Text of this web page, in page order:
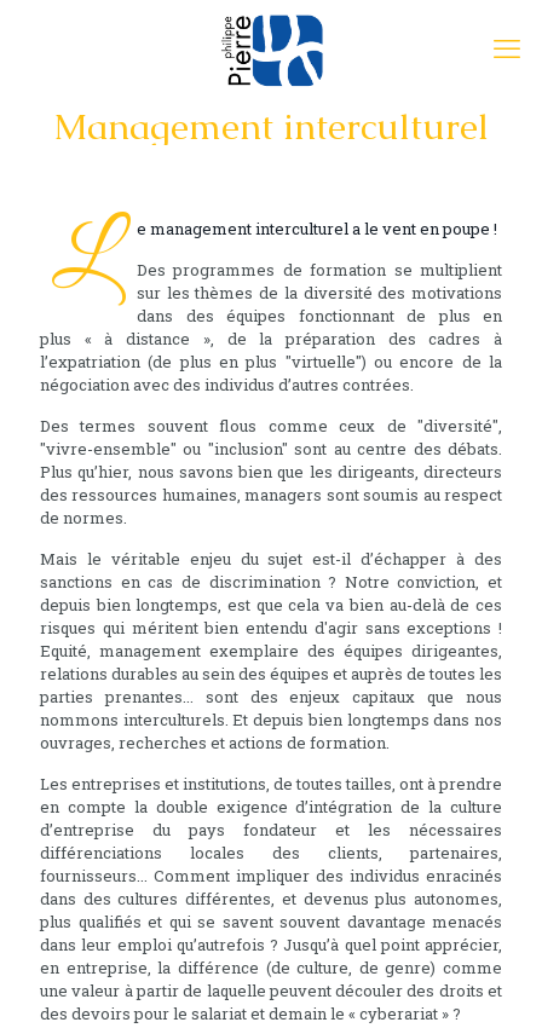
Management interculturel
L
e management interculturel a le vent en poupe !
Des programmes de formation se multiplient
sur les thèmes de la diversité des motivations
dans des équipes fonctionnant de plus en
plus « à distance », de la préparation des cadres à
l’expatriation (de plus en plus "virtuelle") ou encore de la
négociation avec des individus d’autres contrées.
Des termes souvent flous comme ceux de "diversité",
"vivre-ensemble" ou "inclusion" sont au centre des débats.
Plus qu’hier, nous savons bien que les dirigeants, directeurs
des ressources humaines, managers sont soumis au respect
de normes.
Mais le véritable enjeu du sujet est-il d’échapper à des
sanctions en cas de discrimination ? Notre conviction, et
depuis bien longtemps, est que cela va bien au-delà de ces
risques qui méritent bien entendu d'agir sans exceptions !
Equité, management exemplaire des équipes dirigeantes,
relations durables au sein des équipes et auprès de toutes les
parties prenantes... sont des enjeux capitaux que nous
nommons interculturels. Et depuis bien longtemps dans nos
ouvrages, recherches et actions de formation.
Les entreprises et institutions, de toutes tailles, ont à prendre
en compte la double exigence d’intégration de la culture
d’entreprise du pays fondateur et les nécessaires
différenciations locales des clients, partenaires,
fournisseurs... Comment impliquer des individus enracinés
dans des cultures différentes, et devenus plus autonomes,
plus qualifiés et qui se savent souvent davantage menacés
dans leur emploi qu’autrefois ? Jusqu’à quel point apprécier,
en entreprise, la différence (de culture, de genre) comme
une valeur à partir de laquelle peuvent découler des droits et
des devoirs pour le salariat et demain le « cyberariat » ?